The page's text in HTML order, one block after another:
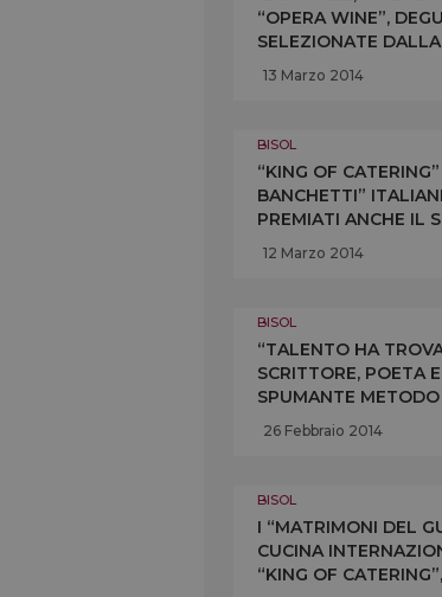
“OPERA WINE”,
SELEZIONATE
VALDOBBIADENE
13 Marzo 2014
BISOL
“KING OF
BANCHETTI”
PREMIATI ANCHE IL
IL CAFFÈ SCALA DI
12 Marzo 2014
BISOL
“TALENTO HA
SCRITTORE, POETA
SPUMANTE
CONCORSO
26 Febbraio 2014
BISOL
I “MATRIMONI DEL
CUCINA
“KING OF